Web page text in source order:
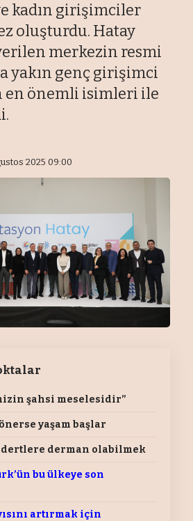
kadın girişimciler
oluşturdu. Hatay
merkezin resmi
yakın genç girişimci
en önemli isimleri ile
2025 09:00
şahsi meselesidir”
yaşam başlar
derman olabilmek
bu ülkeye son
artırmak için